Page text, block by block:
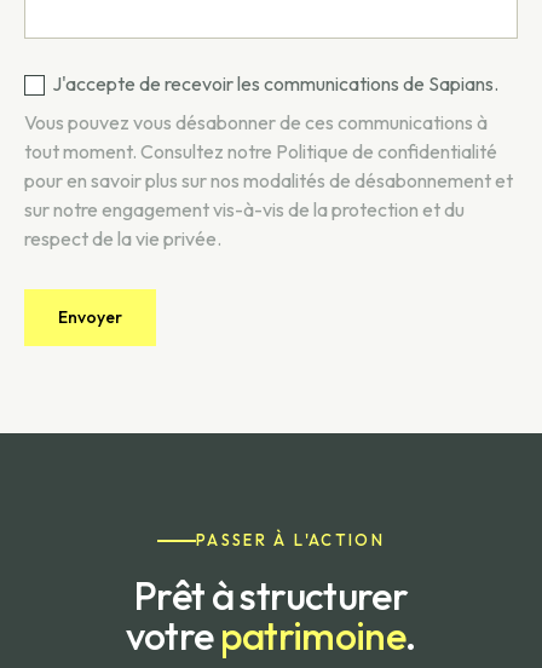
J'accepte de recevoir les communications de Sapians.
Vous pouvez vous désabonner de ces communications à
tout moment. Consultez notre Politique de confidentialité
pour en savoir plus sur nos modalités de désabonnement et
sur notre engagement vis-à-vis de la protection et du
respect de la vie privée.
PASSER À L'ACTION
Prêt à structurer
votrepatrimoine.